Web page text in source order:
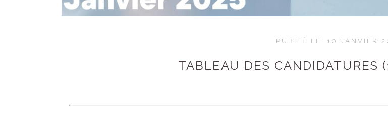
PUBLIÉ LE 10 JANVIER
TABLEAU DES CANDIDATURES